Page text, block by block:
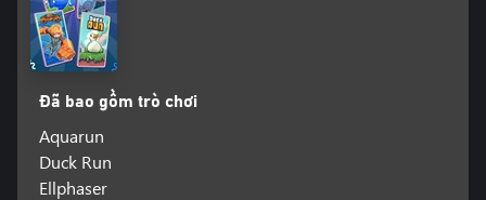
Đã bao gồm trò chơi
Aquarun
Duck Run
Ellphaser